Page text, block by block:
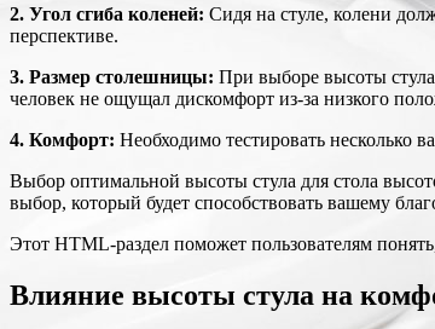
2. Угол сгиба коленей: Сидя на стуле, колени
перспективе.
3. Размер столешницы: При выборе высоты
человек не ощущал дискомфорт из-за низкого
4. Комфорт: Необходимо тестировать несколько
Выбор оптимальной высоты стула для стола
выбор, который будет способствовать вашему
Этот HTML-раздел поможет пользователям
Влияние высоты стула на